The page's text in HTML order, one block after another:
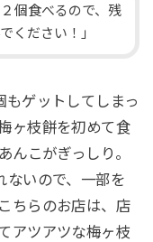
個食べるので、残
ください！」
もゲットしてしまっ
ヶ枝餅を初めて食
んこがぎっしり。
ないので、一部を
ちらのお店は、店
アツアツな梅ヶ枝